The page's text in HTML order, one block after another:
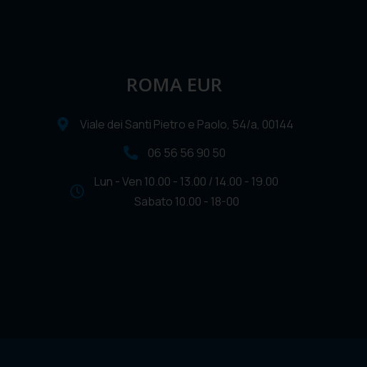
ROMA EUR
Viale dei Santi Pietro e Paolo, 54/a, 00144
06 56 56 90 50
Lun - Ven 10.00 - 13.00 / 14.00 - 19.00
Sabato 10.00 - 18-00